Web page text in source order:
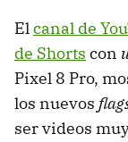
Elcanal de
de Shorts con
Pixel 8 Pro,
los nuevos
ser videos